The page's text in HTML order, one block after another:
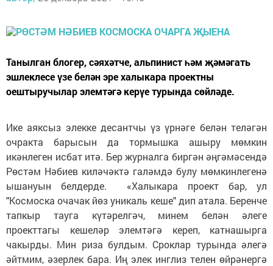
Танылган блогер, сәяхәтче, альпинист һәм җәмәгать
эшлеклесе үзе белән эре халыкара проектны
оештыручылар элемтәгә керүе турында сөйләде.
Ике аяксыз элекке десантчы үз үрнәге белән теләгән
очракта барысын да тормышка ашыру мөмкин
икәнлеген исбат итә. Бер журналга биргән әңгәмәсендә
Рөстәм Нәбиев киләчәктә галәмдә булу мөмкинлегенә
ышануын белдерде. «Халыкара проект бар, ул
"Космоска очачак йөз уникаль кеше" дип атала. Беренче
тапкыр тауга күтәрелгәч, минем белән әлеге
проекттагы кешеләр элемтәгә кереп, катнашырга
чакырды. Мин риза булдым. Сроклар турында әлегә
әйтмим, әзерлек бара. Иң элек инглиз телен өйрәнергә